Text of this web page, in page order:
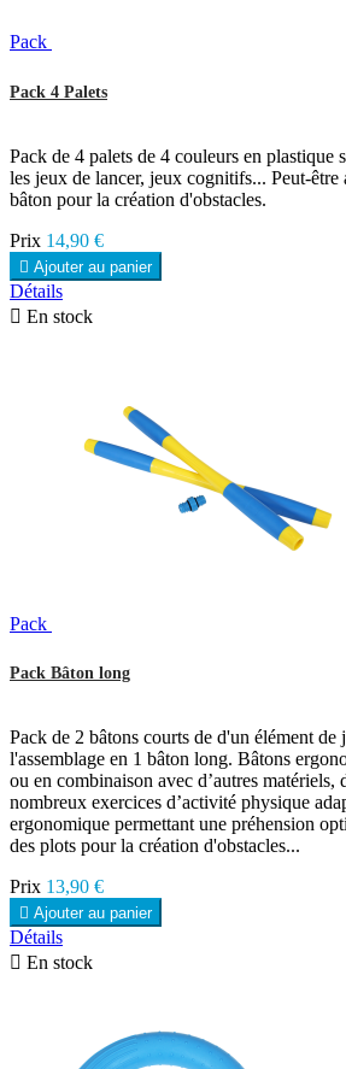
Pack
Pack 4 Palets
Pack de 4 palets de 4 couleurs en plastique
les jeux de lancer, jeux cognitifs... Peut-être
bâton pour la création d'obstacles.
Prix 14,90 €
 Ajouter au panier
Détails
 En stock
Pack
Pack Bâton long
Pack de 2 bâtons courts de d'un élément de
l'assemblage en 1 bâton long. Bâtons
ou en combinaison avec d’autres matériels,
nombreux exercices d’activité physique
ergonomique permettant une préhension
des plots pour la création d'obstacles...
Prix 13,90 €
 Ajouter au panier
Détails
 En stock